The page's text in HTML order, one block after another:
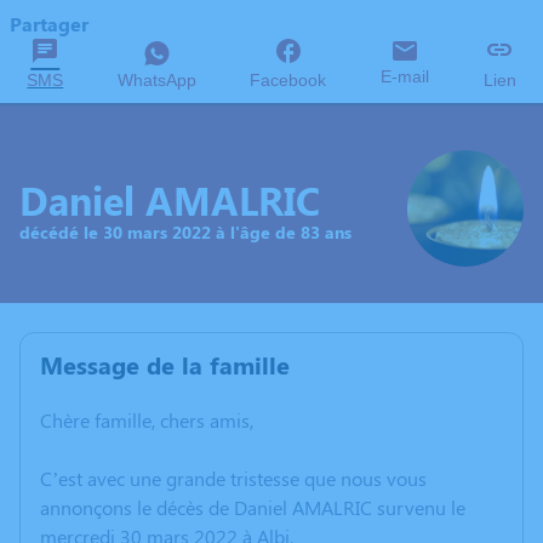
Partager
SMS WhatsApp Facebook E-mail Lien
Daniel AMALRIC
décédé le 30 mars 2022 à l'âge de 83 ans
Message de la famille
Chère famille, chers amis,
C’est avec une grande tristesse que nous vous
annonçons le décès de Daniel AMALRIC survenu le
mercredi 30 mars 2022 à Albi.